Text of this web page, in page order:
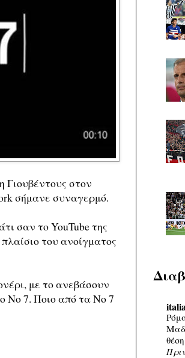
Γιουβέντους στον
σήμανε συναγερμό.
σαν το YouTube της
του ανοίγματος
με το ανεβάσουν
Νο 7. Ποιο από τα Νο 7